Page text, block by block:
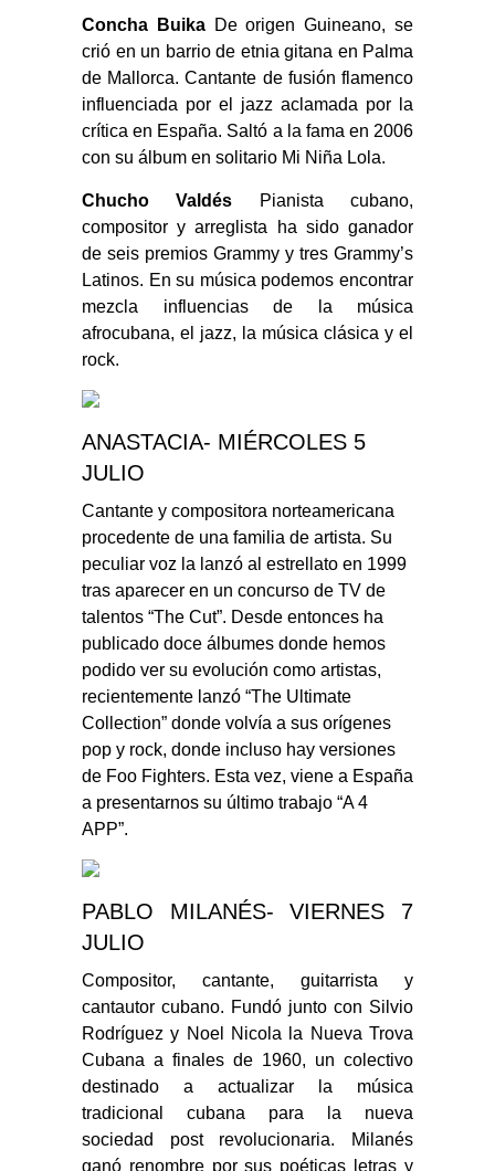
Concha Buika De origen Guineano, se
crió en un barrio de etnia gitana en Palma
de Mallorca. Cantante de fusión flamenco
influenciada por el jazz aclamada por la
crítica en España. Saltó a la fama en 2006
con su álbum en solitario Mi Niña Lola.
Chucho Valdés
Pianista cubano,
compositor y arreglista ha sido ganador
de seis premios Grammy y tres Grammy’s
Latinos. En su música podemos encontrar
mezcla influencias de la música
afrocubana, el jazz, la música clásica y el
rock.
ANASTACIA- MIÉRCOLES 5
JULIO
Cantante y compositora norteamericana
procedente de una familia de artista. Su
peculiar voz la lanzó al estrellato en 1999
tras aparecer en un concurso de TV de
talentos “The Cut”. Desde entonces ha
publicado doce álbumes donde hemos
podido ver su evolución como artistas,
recientemente lanzó “The Ultimate
Collection” donde volvía a sus orígenes
pop y rock, donde incluso hay versiones
de Foo Fighters. Esta vez, viene a España
a presentarnos su último trabajo “A 4
APP”.
PABLO MILANÉS- VIERNES 7
JULIO
Compositor, cantante, guitarrista y
cantautor cubano. Fundó junto con Silvio
Rodríguez y Noel Nicola la Nueva Trova
Cubana a finales de 1960, un colectivo
destinado a actualizar la música
tradicional cubana para la nueva
sociedad post revolucionaria. Milanés
ganó renombre por sus poéticas letras y